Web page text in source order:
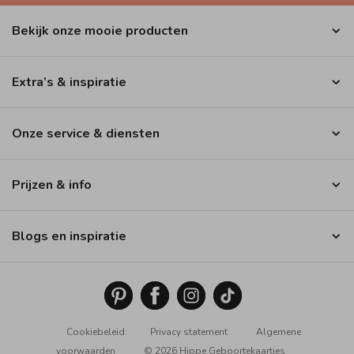
Bekijk onze mooie producten
Extra’s & inspiratie
Onze service & diensten
Prijzen & info
Blogs en inspiratie
Cookiebeleid Privacy statement
Algemene
voorwaarden
© 2026 Hippe Geboortekaartjes